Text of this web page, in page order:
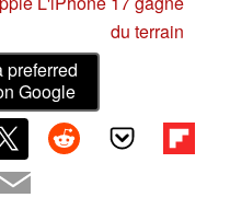
du terrain
preferred
Google